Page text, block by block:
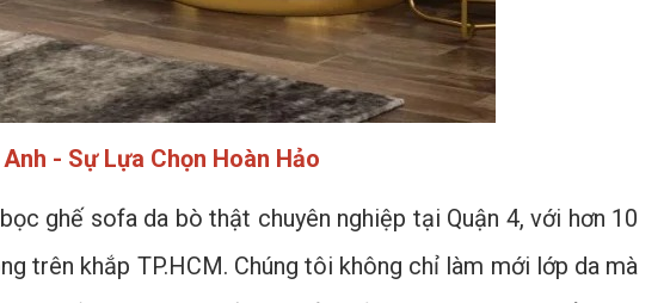
- Sự Lựa Chọn Hoàn Hảo
ghế sofa da bò thật chuyên nghiệp tại Quận 4, với hơn 10
trên khắp TP.HCM. Chúng tôi không chỉ làm mới lớp da mà